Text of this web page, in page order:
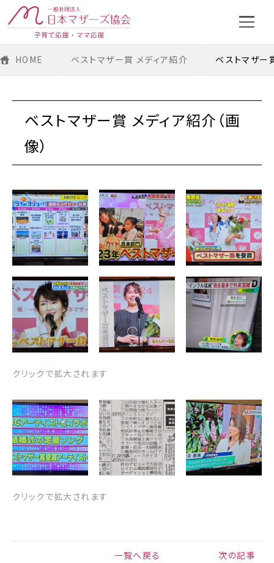
日本マザーズ協会とは
事務局より
推奨認定エントリー制度
mama’s Voice 100
賞について
マザーズセレクション大賞
投票フォトギャラリー
投票
法人専用お問い合わせ
HOME ベストマザー賞 メディア紹介 ベストマザー
ベストマザー賞 メディア紹介（画
像）
クリックで拡大されます
クリックで拡大されます
一覧へ戻る
次の記事